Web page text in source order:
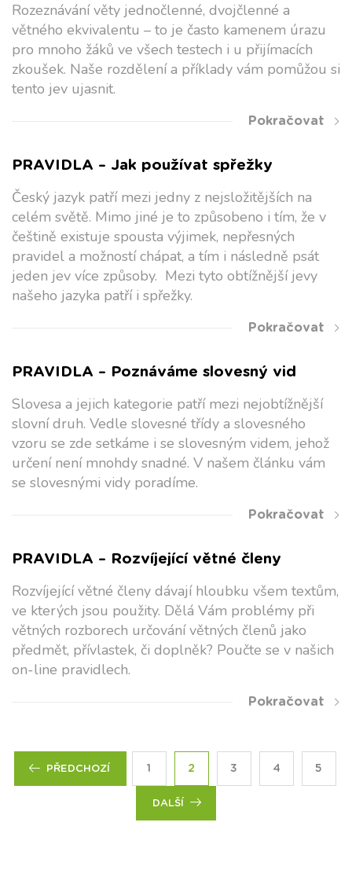
Rozeznávání věty jednočlenné, dvojčlenné a
větného ekvivalentu – to je často kamenem úrazu
pro mnoho žáků ve všech testech i u přijímacích
zkoušek. Naše rozdělení a příklady vám pomůžou si
tento jev ujasnit.
Pokračovat
PRAVIDLA – Jak používat spřežky
Český jazyk patří mezi jedny z nejsložitějších na
celém světě. Mimo jiné je to způsobeno i tím, že v
češtině existuje spousta výjimek, nepřesných
pravidel a možností chápat, a tím i následně psát
jeden jev více způsoby. Mezi tyto obtížnější jevy
našeho jazyka patří i spřežky.
Pokračovat
PRAVIDLA – Poznáváme slovesný vid
Slovesa a jejich kategorie patří mezi nejobtížnější
slovní druh. Vedle slovesné třídy a slovesného
vzoru se zde setkáme i se slovesným videm, jehož
určení není mnohdy snadné. V našem článku vám
se slovesnými vidy poradíme.
Pokračovat
PRAVIDLA – Rozvíjející větné členy
Rozvíjející větné členy dávají hloubku všem textům,
ve kterých jsou použity. Dělá Vám problémy při
větných rozborech určování větných členů jako
předmět, přívlastek, či doplněk? Poučte se v našich
on-line pravidlech.
Pokračovat
PŘEDCHOZÍ 1 2 3 4 5
DALŠÍ